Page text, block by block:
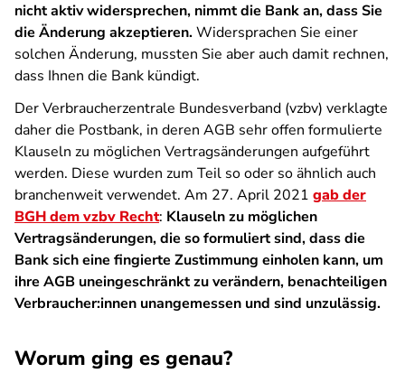
nicht aktiv widersprechen, nimmt die Bank an, dass Sie
die Änderung akzeptieren.Widersprachen Sie einer
solchen Änderung, mussten Sie aber auch damit rechnen,
dass Ihnen die Bank kündigt.
Der Verbraucherzentrale Bundesverband (vzbv) verklagte
daher die Postbank, in deren AGB sehr offen formulierte
Klauseln zu möglichen Vertragsänderungen aufgeführt
werden. Diese wurden zum Teil so oder so ähnlich auch
branchenweit verwendet. Am 27. April 2021 gab der
BGH dem vzbv Recht: Klauseln zu möglichen
Vertragsänderungen, die so formuliert sind, dass die
Bank sich eine fingierte Zustimmung einholen kann, um
ihre AGB uneingeschränkt zu verändern, benachteiligen
Verbraucher:innen unangemessen und sind unzulässig.
Worum ging es genau?